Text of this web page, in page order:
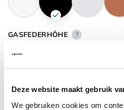
Deze website maakt gebruik
We gebruiken cookies om
GASFEDERHÖHE ?